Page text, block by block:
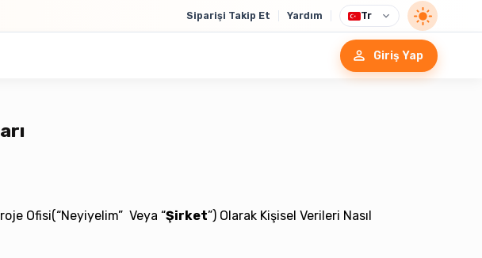
Siparişi Takip Et Yardım Tr
Giriş Yap
Ofisi(“Neyiyelim” Veya “Şirket”) Olarak Kişisel Verileri Nasıl